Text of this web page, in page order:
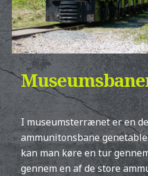
I museumsterrænet er en
ammunitonsbane
kan man køre en tur
gennem en af de store